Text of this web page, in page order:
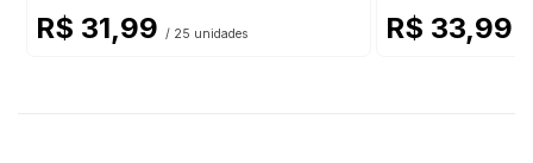
R$ 31,99 / 25 unidades R$ 33,99